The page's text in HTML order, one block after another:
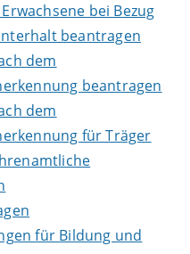
bei Bezug
beantragen
dem
beantragen
dem
für Träger
für Bildung und